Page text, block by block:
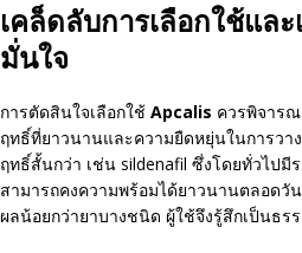
เคล็ดลับการเลือกใช้แล
มั่นใจ
การตัดสินใจเลือกใช้ Apcalis ควรพิจาร
ฤทธิ์ที่ยาวนานและความยืดหยุ่นในการวา
ฤทธิ์สั้นกว่า เช่น sildenafil ซึ่งโดยทั่วไป
สามารถคงความพร้อมได้ยาวนานตลอดวั
ผลน้อยกว่ายาบางชนิด ผู้ใช้จึงรู้สึกเป็นธ